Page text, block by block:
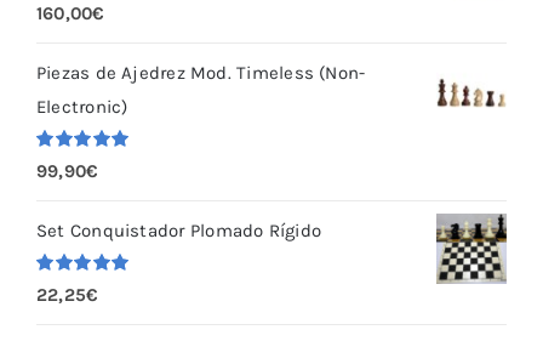
Valorado
con 5.00
160,00€
Piezas de Ajedrez Mod. Timeless (Non-
Electronic)
Valorado
con 5.00
99,90€
Set Conquistador Plomado Rígido
Valorado
con
5.00
22,25€